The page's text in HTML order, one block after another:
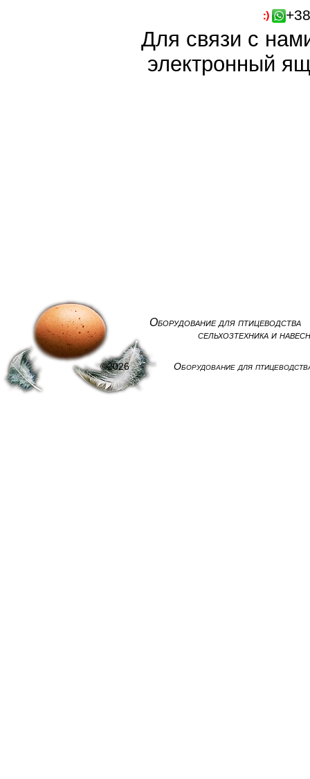
Для связи с
электронный
Оборудование для птицеводства
сельхозтехника и
©2026 Оборудование для